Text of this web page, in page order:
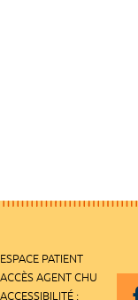
ESPACE PATIENT
ACCÈS AGENT CHU
ACCESSIBILITÉ :